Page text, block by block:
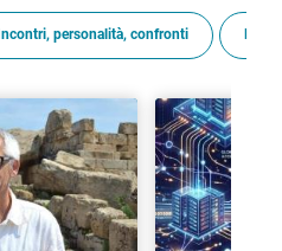
Incontri, personalità, confronti